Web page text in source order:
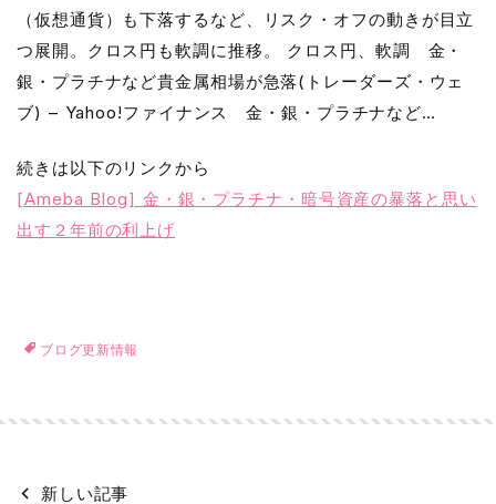
（仮想通貨）も下落するなど、リスク・オフの動きが目立
つ展開。クロス円も軟調に推移。 クロス円、軟調 金・
銀・プラチナなど貴金属相場が急落(トレーダーズ・ウェ
ブ) – Yahoo!ファイナンス 金・銀・プラチナなど…
続きは以下のリンクから
[Ameba Blog] 金・銀・プラチナ・暗号資産の暴落と思い
出す２年前の利上げ
ブログ更新情報
新しい記事